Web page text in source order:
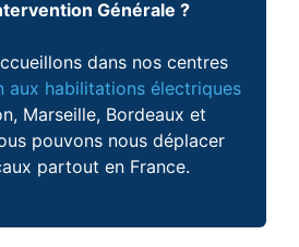
Générale ?
dans nos centres
aux habilitations électriques
Marseille, Bordeaux et
pouvons nous déplacer
partout en France.